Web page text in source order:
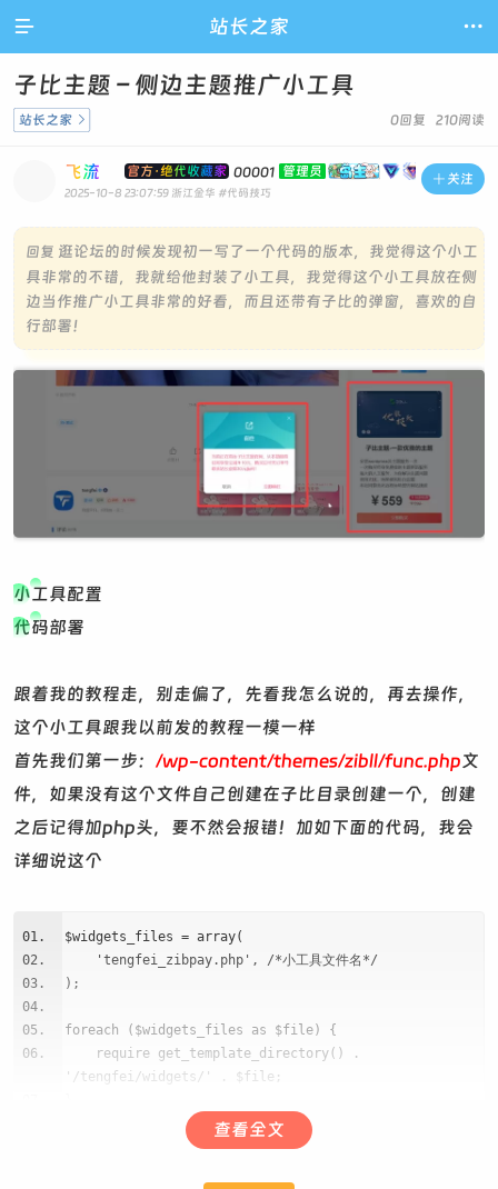
 站长之家 
子比主题 – 侧边主题推广小工具
0回复 210阅读
站长之家 
 关注
飞流 官方·绝代收藏家 00001 管理员
2025-10-8 23:07:59 浙江金华 #代码技巧
回复 逛论坛的时候发现初一写了一个代码的版本，我觉得这个小工
具非常的不错，我就给他封装了小工具，我觉得这个小工具放在侧
边当作推广小工具非常的好看，而且还带有子比的弹窗，喜欢的自
行部署！
小工具配置
代码部署
跟着我的教程走，别走偏了，先看我怎么说的，再去操作，
这个小工具跟我以前发的教程一模一样
首先我们第一步： /wp-content/themes/zibll/func.php文
件，如果没有这个文件自己创建在子比目录创建一个，创建
之后记得加php头，要不然会报错！加如下面的代码，我会
详细说这个
$widgets_files = array(
'tengfei_zibpay.php', /*小工具文件名*/
);
foreach ($widgets_files as $file) {
require get_template_directory() .
'/tengfei/widgets/' . $file;
查看全文